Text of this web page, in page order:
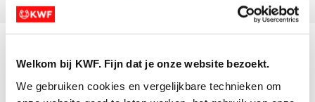
Welkom bij KWF. Fijn dat je onze website bezoekt.
We gebruiken cookies en vergelijkbare technieken om
Actiematerialen
Evenementen